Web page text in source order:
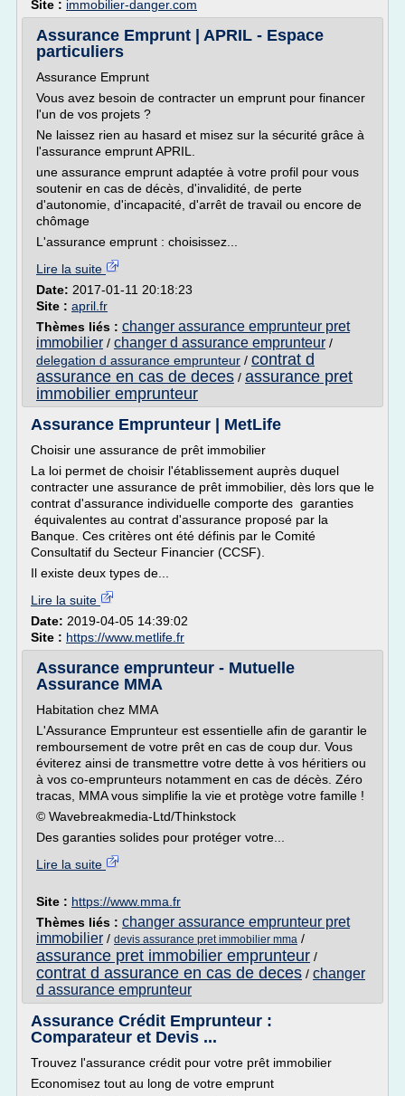
Site : immobilier-danger.com
Assurance Emprunt | APRIL - Espace
particuliers
Assurance Emprunt
Vous avez besoin de contracter un emprunt pour financer
l'un de vos projets ?
Ne laissez rien au hasard et misez sur la sécurité grâce à
l'assurance emprunt APRIL.
une assurance emprunt adaptée à votre profil pour vous
soutenir en cas de décès, d'invalidité, de perte
d'autonomie, d'incapacité, d'arrêt de travail ou encore de
chômage
L'assurance emprunt : choisissez...
Lire la suite
Date: 2017-01-11 20:18:23
Site : april.fr
Thèmes liés : changer assurance emprunteur pret
immobilier / changer d assurance emprunteur /
delegation d assurance emprunteur / contrat d
assurance en cas de deces / assurance pret
immobilier emprunteur
Assurance Emprunteur | MetLife
Choisir une assurance de prêt immobilier
La loi permet de choisir l'établissement auprès duquel
contracter une assurance de prêt immobilier, dès lors que le
contrat d'assurance individuelle comporte des garanties
équivalentes au contrat d'assurance proposé par la
Banque. Ces critères ont été définis par le Comité
Consultatif du Secteur Financier (CCSF).
Il existe deux types de...
Lire la suite
Date: 2019-04-05 14:39:02
Site : https://www.metlife.fr
Assurance emprunteur - Mutuelle
Assurance MMA
Habitation chez MMA
L'Assurance Emprunteur est essentielle afin de garantir le
remboursement de votre prêt en cas de coup dur. Vous
éviterez ainsi de transmettre votre dette à vos héritiers ou
à vos co-emprunteurs notamment en cas de décès. Zéro
tracas, MMA vous simplifie la vie et protège votre famille !
© Wavebreakmedia-Ltd/Thinkstock
Des garanties solides pour protéger votre...
Lire la suite
Site : https://www.mma.fr
Thèmes liés : changer assurance emprunteur pret
immobilier / devis assurance pret immobilier mma /
assurance pret immobilier emprunteur /
contrat d assurance en cas de deces / changer
d assurance emprunteur
Assurance Crédit Emprunteur :
Comparateur et Devis ...
Trouvez l'assurance crédit pour votre prêt immobilier
Economisez tout au long de votre emprunt